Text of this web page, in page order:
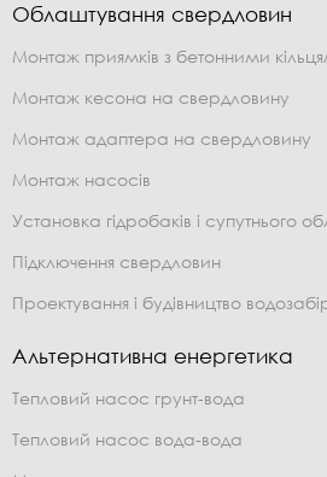
Облаштування свердловин
Монтаж приямків з бетонними
Монтаж кесона на свердловину
Монтаж адаптера на свердловину
Монтаж насосів
Установка гідробаків і супутнього
Підключення свердловин
Проектування і будівництво
Альтернативна енергетика
Тепловий насос грунт-вода
Тепловий насос вода-вода